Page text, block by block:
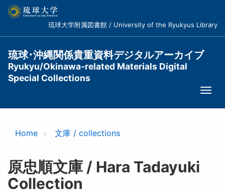
コ
琉球大学附属図書館 / University of the Ryukyus Library
琉球･沖縄関係貴重資料デジタルアーカイブ
Ryukyu/Okinawa-related Materials Digital
Special Collections
Home 文庫 / collections
原忠順文庫 / Hara Tadayuki
Collection